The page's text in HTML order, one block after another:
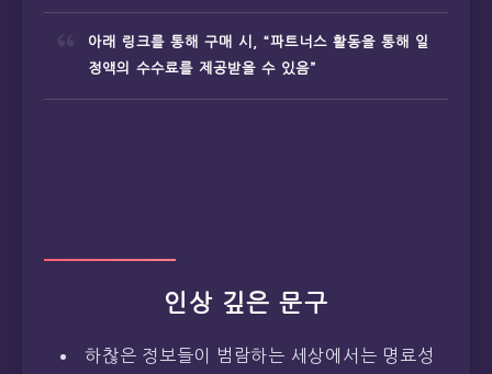
아래 링크를 통해 구매 시, “파트너스 활동을 통해 일
정액의 수수료를 제공받을 수 있음”
인상 깊은 문구
하찮은 정보들이 범람하는 세상에서는 명료성